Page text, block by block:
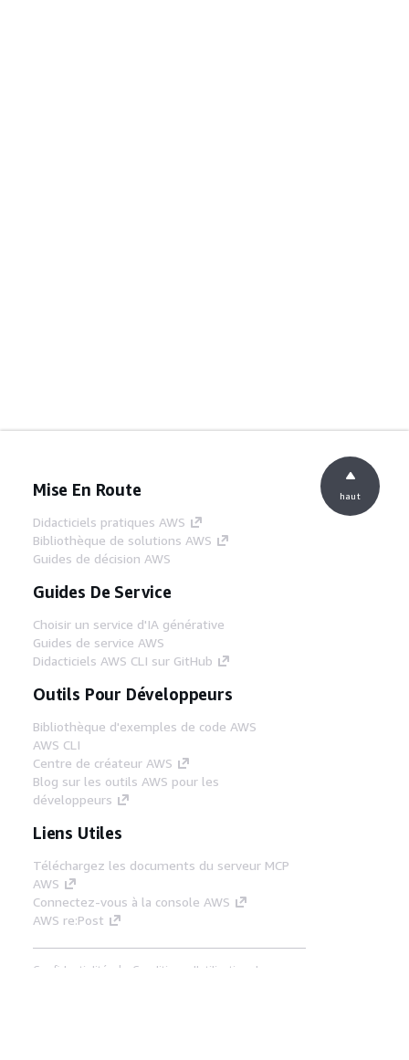
Mise En Route
Didacticiels pratiques AWS
Bibliothèque de solutions AWS
Guides de décision AWS
Guides De Service
Choisir un service d'IA générative
Guides de service AWS
Didacticiels AWS CLI sur GitHub
Outils Pour Développeurs
Bibliothèque d'exemples de code AWS
AWS CLI
Centre de créateur AWS
Blog sur les outils AWS pour les
développeurs
Liens Utiles
Téléchargez les documents du serveur MCP
AWS
Connectez-vous à la console AWS
AWS re:Post
Confidentialité
Conditions d'utilisation du
haut